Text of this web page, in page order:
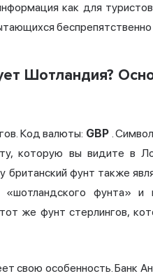
как для
Шотландия?
Код валюты: GBP.
которую вы видите в
британский фунт также
фунта» и
же фунт стерлингов,
свою особенность. Банк